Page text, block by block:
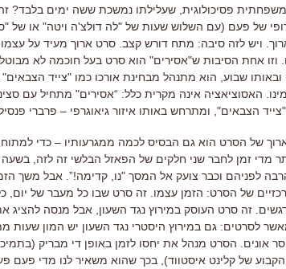
פסיכולוגית, שעלילתו נמשכת ששה ימים בלבד?
של פעם (עם השלוש שעות של "לה דולצ'ה ויטה" או של
ויש לזה סיבה: מתח דורש קצב. סרט ארוך מעיד על עצמו
אחת הסיבות ש"אסירים" הוא סרט בעל חוכמה לא
ובאותו שבוע, הוא מתנהל מבחינת אורכו כמו "צייד
האסוציאציה אינה מקרית כלל: “אסירים" מתחיל עם
הצבאים", ומתרחש באותו איזור גיאוגרפי – פרברי
של הסרט הוא גם הבסיס לכמה ממגרעותיו – כדי
מדי זמן לחבר שני חלקים של הפאזל הבלשי זה לזה,
לפניהם וכבר צועק אל המסך "נו, קדימה!”. אבל משך
של הסרט: הזמן עצמו. זה סרט שבו כל מעבר של יום,
זה סרט העוסק במירוץ נגד השעון, אבל מנסה להציג
לסרטים: גם במירוץ היסטרי נגד השעון יש המון שעות
אונים. הסרט מנהל את יחסו לזמן באופן די מבריק
של קלינט איסטווד), בכך שהוא משאיר לנו מדי פעם